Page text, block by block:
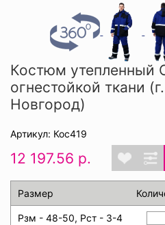
Костюм
огнестойкой ткани
Новгород)
Артикул: Кос419
12 197.56 р.
Размер
Рзм - 48-50, Рст - 3-4